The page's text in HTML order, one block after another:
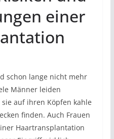
einer
schon lange nicht mehr
Männer leiden
auf ihren Köpfen kahle
finden. Auch Frauen
Haartransplantation